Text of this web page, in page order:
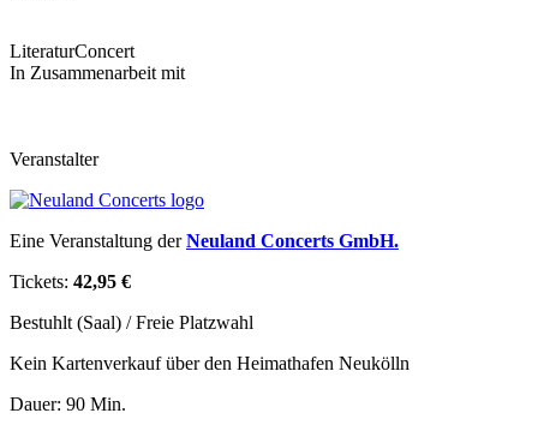
LiteraturConcert
In Zusammenarbeit mit
Veranstalter
Eine Veranstaltung derNeuland Concerts GmbH.
Tickets: 42,95 €
Bestuhlt (Saal) / Freie Platzwahl
Kein Kartenverkauf über den Heimathafen Neukölln
Dauer: 90 Min.